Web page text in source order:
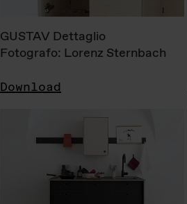
GUSTAV Dettaglio
Fotografo: Lorenz Sternbach
Download